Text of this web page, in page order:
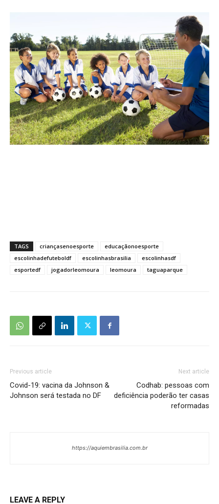
TAGS criançasenoesporte
educaçãonoesporte
escolinhadefuteboldf
escolinhasbrasilia
escolinhasdf
esportedf
jogadorleomoura leomoura taguaparque
Previous article
Covid-19: vacina da Johnson &
Johnson será testada no DF
Next article
Codhab: pessoas com
deficiência poderão ter casas
reformadas
https://aquiembrasilia.com.br
LEAVE A REPLY